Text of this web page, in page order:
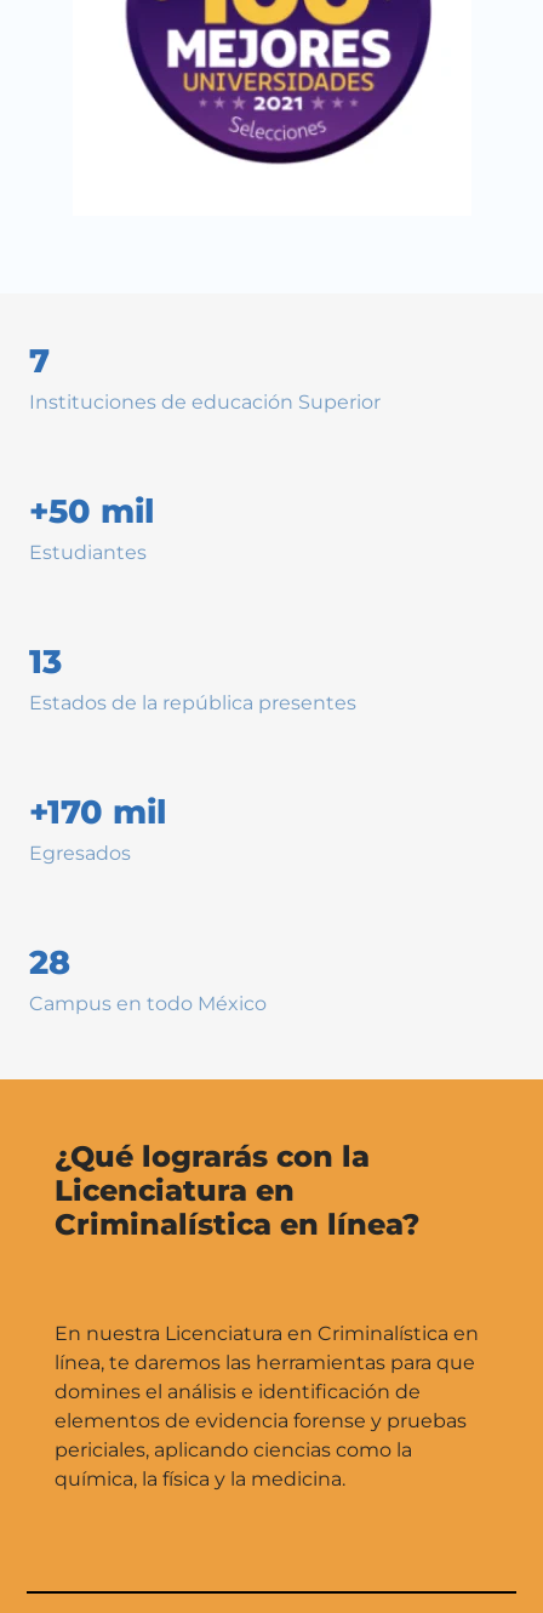
7
Instituciones de educación Superior
+50 mil
Estudiantes
13
Estados de la república presentes
+170 mil
Egresados
28
Campus en todo México
¿Qué lograrás con la
Licenciatura en
Criminalística en línea?
En nuestra Licenciatura en Criminalística en
línea, te daremos las herramientas para que
domines el análisis e identificación de
elementos de evidencia forense y pruebas
periciales, aplicando ciencias como la
química, la física y la medicina.